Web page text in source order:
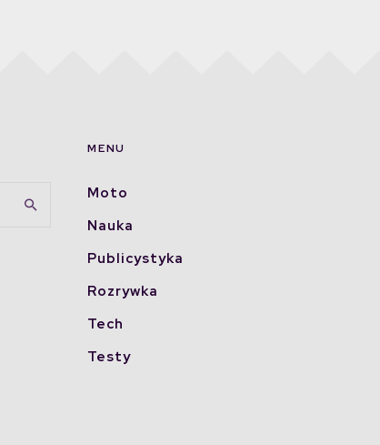
MENU
Moto
Nauka
Publicystyka
Rozrywka
Tech
Testy